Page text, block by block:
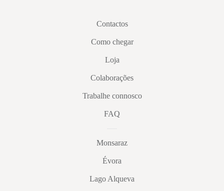
Contactos
Como chegar
Loja
Colaborações
Trabalhe connosco
FAQ
Monsaraz
Évora
Lago Alqueva